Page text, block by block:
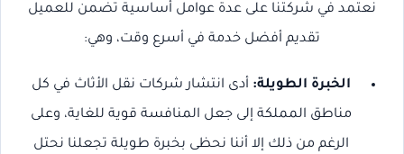
نعتمد في شركتنا على عدة عوامل أساسية تضمن للعميل
تقديم أفضل خدمة في أسرع وقت، وهي:
الخبرة الطويلة: أدى انتشار شركات نقل الأثاث في كل
مناطق المملكة إلى جعل المنافسة قوية للغاية، وعلى
الرغم من ذلك إلا أننا نحظى بخبرة طويلة تجعلنا نحتل